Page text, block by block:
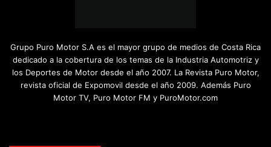
Grupo Puro Motor S.A es el mayor grupo de medios de Costa Rica
dedicado a la cobertura de los temas de la Industria Automotriz y
los Deportes de Motor desde el año 2007. La Revista Puro Motor,
revista oficial de Expomovil desde el año 2009. Además Puro
Motor TV, Puro Motor FM y PuroMotor.com